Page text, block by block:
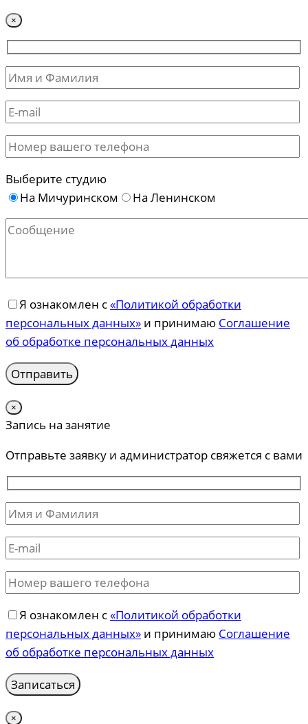
×
Выберите студию
На Мичуринском
На Ленинском
Я ознакомлен с«Политикой обработки
персональных данных» и принимаю Соглашение
об обработке персональных данных
×
Запись на занятие
Отправьте заявку и администратор свяжется с вами
Я ознакомлен с«Политикой обработки
персональных данных» и принимаю Соглашение
об обработке персональных данных
×